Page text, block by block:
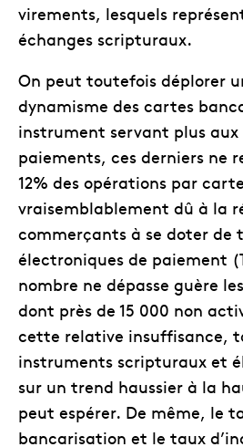
virements, lesquels
échanges scripturaux.
On peut toutefois déplorer
dynamisme des cartes
instrument servant plus aux
paiements, ces derniers ne
12% des opérations par
vraisemblablement dû à la
commerçants à se doter de
électroniques de paiement
nombre ne dépasse guère
dont près de 15 000 non
cette relative insuffisance,
instruments scripturaux et
sur un trend haussier à la
peut espérer. De même, le
bancarisation et le taux